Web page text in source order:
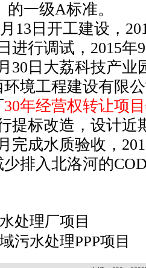
的一级A标准。
13日开工建设，
进行调试，2015年
30日大荔科技产业
境工程建设有限
30年经营权转让项
提标改造，设计近
完成水质验收，
排入北洛河的
处理厂项目
污水处理PPP项目